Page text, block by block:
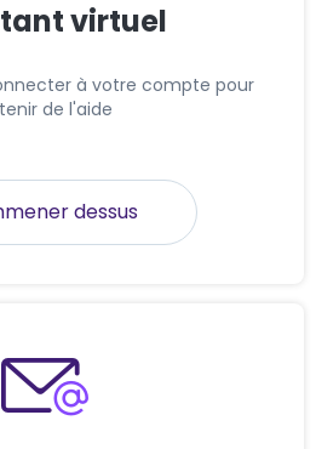
virtuel
à votre compte pour
de l'aide
dessus